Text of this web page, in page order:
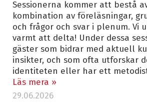
Sessionerna kommer att bestå
kombination av föreläsningar,
och frågor och svar i plenum. Vi
varmt att delta! Under dessa
gäster som bidrar med aktuell
insikter, och som ofta utforskar
identiteten eller har ett
Läs mera »
29.06.2026